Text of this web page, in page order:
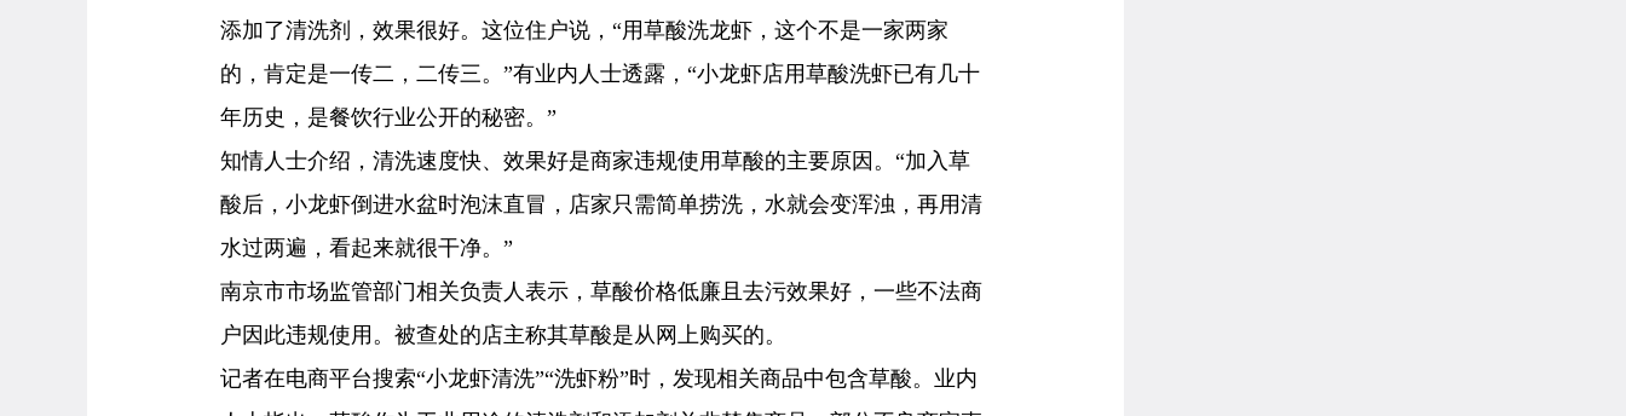
添加了清洗剂，效果很好。这位住户说，“用草酸洗龙虾，这个不是一家两家
的，肯定是一传二，二传三。”有业内人士透露，“小龙虾店用草酸洗虾已有几十
年历史，是餐饮行业公开的秘密。”
知情人士介绍，清洗速度快、效果好是商家违规使用草酸的主要原因。“加入草
酸后，小龙虾倒进水盆时泡沫直冒，店家只需简单捞洗，水就会变浑浊，再用清
水过两遍，看起来就很干净。”
南京市市场监管部门相关负责人表示，草酸价格低廉且去污效果好，一些不法商
户因此违规使用。被查处的店主称其草酸是从网上购买的。
记者在电商平台搜索“小龙虾清洗”“洗虾粉”时，发现相关商品中包含草酸。业内